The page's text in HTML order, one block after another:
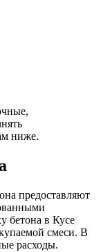
ниже.
предоставляют
бетона в Кусе
смеси. В
расходы.